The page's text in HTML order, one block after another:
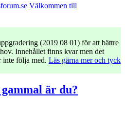
Välkommen till
(2019 08 01) för att bättre
Innehållet finns kvar men det
inte följa med. Läs gärna mer och tyck
är du?